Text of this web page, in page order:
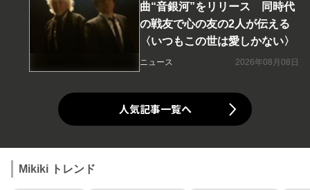
曲“音銀河”をリリース 同時代
の戦友で心の友の2人が伝える
〈いつもこの世は愛しかない〉
ニュース 2026年08月08日
人気記事一覧へ
Mikiki トレンド